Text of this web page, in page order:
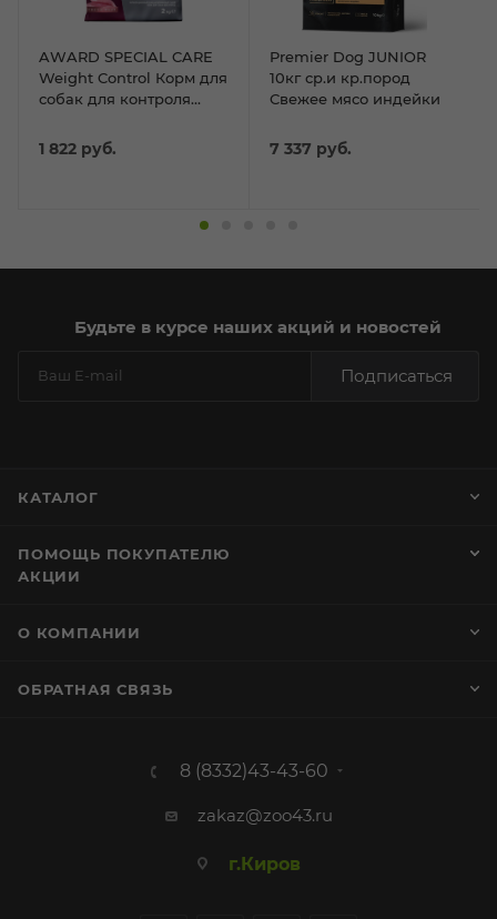
AWARD SPECIAL CARE
Weight Control Корм для
собак для контроля
индейки 2кг
1 822 руб.
Premier Dog JUNIOR
10кг ср.и кр.пород
Свежее мясо индейки
7 337 руб.
Будьте в курсе наших акций и новостей
Подписаться
КАТАЛОГ
ПОМОЩЬ ПОКУПАТЕЛЮ
АКЦИИ
О КОМПАНИИ
ОБРАТНАЯ СВЯЗЬ
8 (8332)43-43-60
zakaz@zoo43.ru
г.Киров